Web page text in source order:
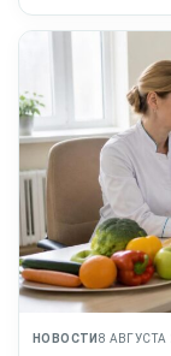
НОВОСТИ 8 АВГУСТА